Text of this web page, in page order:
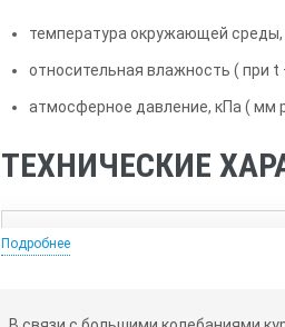
температура окружающей среды,
относительная влажность ( при t
атмосферное давление, кПа ( мм
ТЕХНИЧЕСКИЕ
Расход воздуха в диапазоне
Подробнее